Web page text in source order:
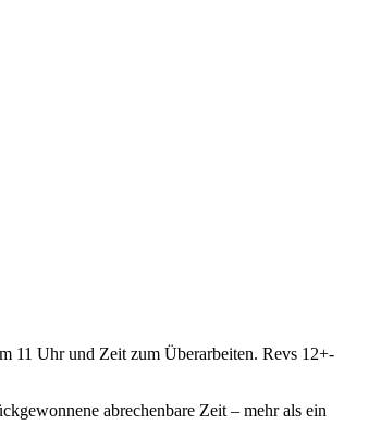
11 Uhr und Zeit zum Überarbeiten. Revs 12+-
abrechenbare Zeit – mehr als ein